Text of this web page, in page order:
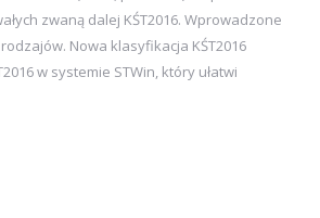
zwaną dalej KŚT2016. Wprowadzone
Nowa klasyfikacja KŚT2016
w systemie STWin, który ułatwi